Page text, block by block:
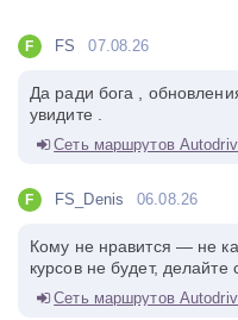
F FS 07.08.26
Да ради бога ,
увидите .
Сеть маршрутов
F FS_Denis 06.08.26
Кому не нравится — не
курсов не будет, делайте
Сеть маршрутов